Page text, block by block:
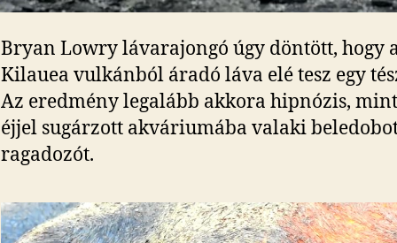
Bryan Lowry lávarajongó úgy döntött, hogy
Kilauea vulkánból áradó láva elé tesz egy
Az eredmény legalább akkora hipnózis,
éjjel sugárzott akváriumába valaki
ragadozót.